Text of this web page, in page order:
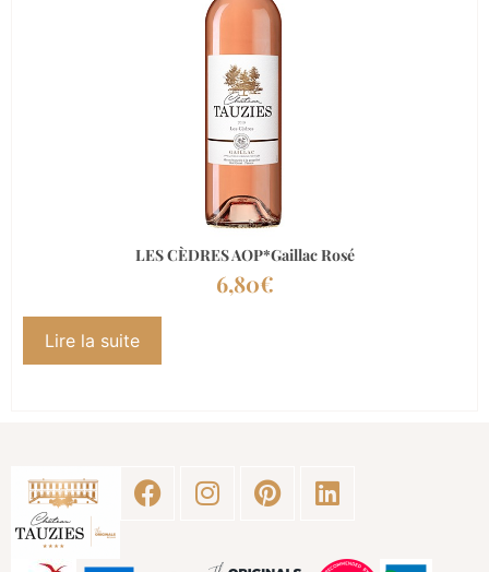
LES CÈDRES AOP*Gaillac Rosé
6,80€
Lire la suite